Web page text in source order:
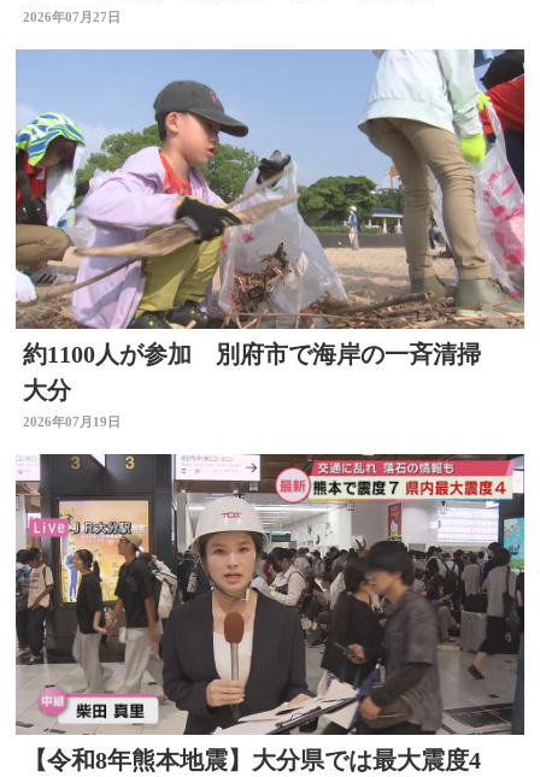
2026年07月27日
約1100人が参加 別府市で海岸の一斉清掃
大分
2026年07月19日
【令和8年熊本地震】大分県では最大震度4